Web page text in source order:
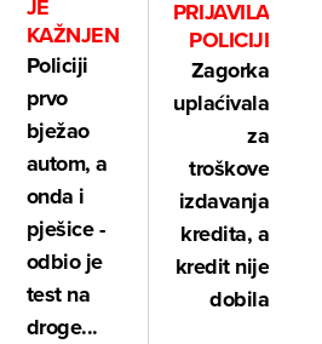
JE
KAŽNJEN
Policiji
prvo
bježao
autom, a
onda i
pješice -
odbio je
test na
droge...
PRIJAVILA
POLICIJI
Zagorka
uplaćivala
za
troškove
izdavanja
kredita, a
kredit nije
dobila